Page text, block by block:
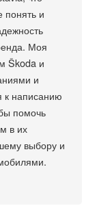
понять и
Моя
Škoda и
и
к написанию
помочь
в их
выбору и